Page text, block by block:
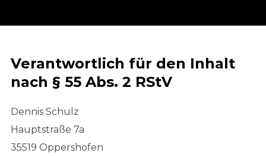
Verantwortlich für den Inhalt
nach § 55 Abs. 2 RStV
Dennis Schulz
Hauptstraße 7a
35519 Oppershofen